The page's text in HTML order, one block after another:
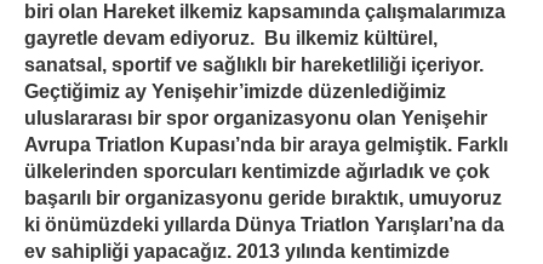
biri olan Hareket ilkemiz kapsamında çalışmalarımıza
gayretle devam ediyoruz. Bu ilkemiz kültürel,
sanatsal, sportif ve sağlıklı bir hareketliliği içeriyor.
Geçtiğimiz ay Yenişehir’imizde düzenlediğimiz
uluslararası bir spor organizasyonu olan Yenişehir
Avrupa Triatlon Kupası’nda bir araya gelmiştik. Farklı
ülkelerinden sporcuları kentimizde ağırladık ve çok
başarılı bir organizasyonu geride bıraktık, umuyoruz
ki önümüzdeki yıllarda Dünya Triatlon Yarışları’na da
ev sahipliği yapacağız. 2013 yılında kentimizde